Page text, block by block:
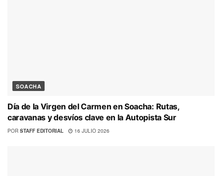
SOACHA
Día de la Virgen del Carmen en Soacha: Rutas,
caravanas y desvíos clave en la Autopista Sur
POR STAFF EDITORIAL 16 JULIO 2026